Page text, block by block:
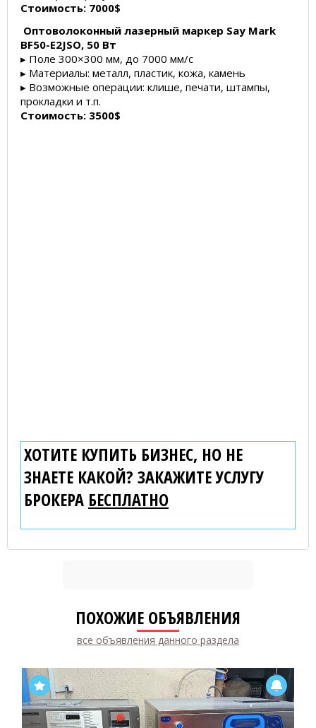
Стоимость: 7000$
Оптоволоконный лазерный маркер Say Mark
BF50-E2JSO, 50 Вт
▸ Поле 300×300 мм, до 7000 мм/с
▸ Материалы: металл, пластик, кожа, камень
▸ Возможные операции: клише, печати, штампы,
прокладки и т.п.
Стоимость: 3500$
ХОТИТЕ КУПИТЬ БИЗНЕС, НО НЕ
ЗНАЕТЕ КАКОЙ? ЗАКАЖИТЕ УСЛУГУ
БРОКЕРА БЕСПЛАТНО
ПОХОЖИЕ ОБЪЯВЛЕНИЯ
все объявления данного раздела